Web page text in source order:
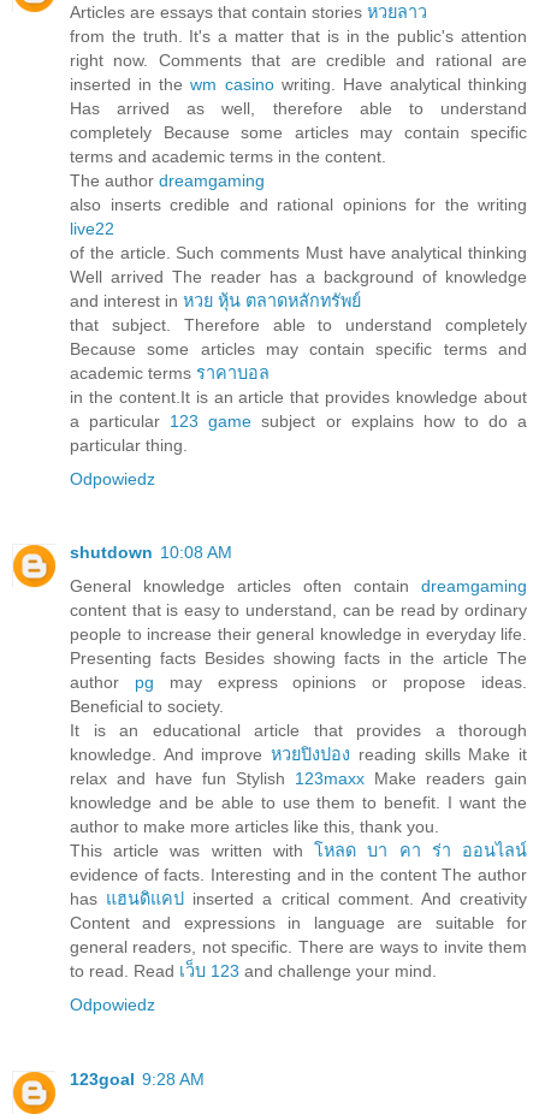
Articles are essays that contain stories หวยลาว
from the truth. It's a matter that is in the public's attention
right now. Comments that are credible and rational are
inserted in thewm casinowriting. Have analytical thinking
Has arrived as well, therefore able to understand
completely Because some articles may contain specific
terms and academic terms in the content.
The author dreamgaming
also inserts credible and rational opinions for the writing
live22
of the article. Such comments Must have analytical thinking
Well arrived The reader has a background of knowledge
and interest in หวย หุ้น ตลาดหลักทรัพย์
that subject. Therefore able to understand completely
Because some articles may contain specific terms and
academic terms ราคาบอล
in the content.It is an article that provides knowledge about
a particular 123 game subject or explains how to do a
particular thing.
Odpowiedz
shutdown 10:08 AM
General knowledge articles often contain dreamgaming
content that is easy to understand, can be read by ordinary
people to increase their general knowledge in everyday life.
Presenting facts Besides showing facts in the article The
author pg may express opinions or propose ideas.
Beneficial to society.
It is an educational article that provides a thorough
knowledge. And improveหวยปิงปอง reading skills Make it
relax and have fun Stylish 123maxx Make readers gain
knowledge and be able to use them to benefit. I want the
author to make more articles like this, thank you.
This article was written withโหลด บา คา ร่า ออนไลน์
evidence of facts. Interesting and in the content The author
has แฮนดิแคป inserted a critical comment. And creativity
Content and expressions in language are suitable for
general readers, not specific. There are ways to invite them
to read. Read เว็บ 123 and challenge your mind.
Odpowiedz
123goal 9:28 AM